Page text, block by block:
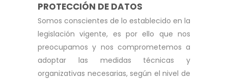
PROTECCIÓN DE DATOS
Somos conscientes de lo establecido en la
legislación vigente, es por ello que nos
preocupamos y nos comprometemos a
adoptar las medidas técnicas y
organizativas necesarias, según el nivel de